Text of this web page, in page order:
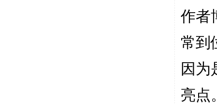
作者
常到
因为
亮点